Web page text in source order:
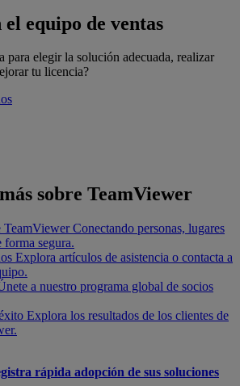
equipo de ventas
para elegir la solución adecuada, realizar
tu licencia?
sobre TeamViewer
TeamViewer Conectando personas, lugares
forma segura.
Explora artículos de asistencia o contacta a
a nuestro programa global de socios
Explora los resultados de los clientes de
rápida adopción de sus soluciones